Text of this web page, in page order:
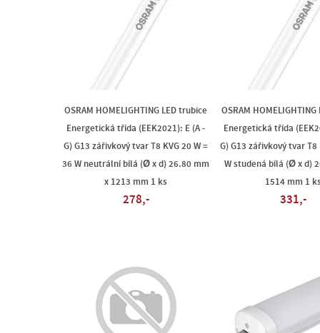
OSRAM HOMELIGHTING LED trubice
Energetická třída (EEK2021): E (A -
G) G13 zářivkový tvar T8 KVG 20 W =
36 W neutrální bílá (Ø x d) 26.80 mm
x 1213 mm 1 ks
278,-
OSRAM
Energetická třída
G) G13 zářivkový tvar T8
W studená bílá (Ø x d)
1514 mm 1
331,-